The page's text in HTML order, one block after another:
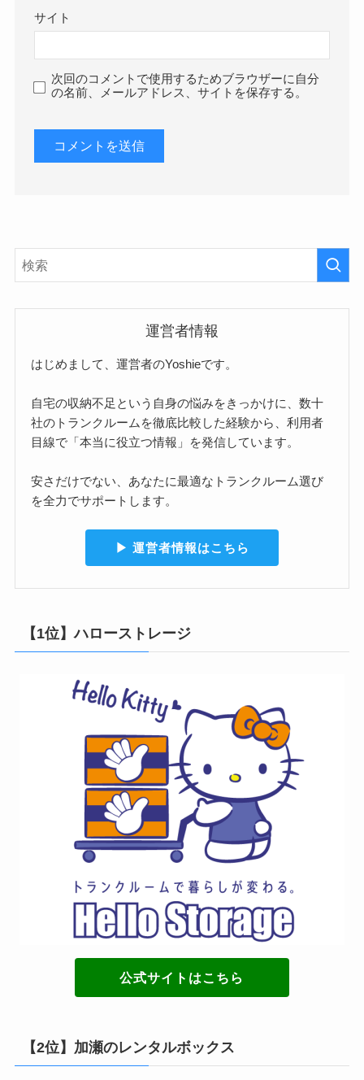
サイト
次回のコメントで使用するためブラウザーに自分
の名前、メールアドレス、サイトを保存する。
運営者情報
はじめまして、運営者のYoshieです。
自宅の収納不足という自身の悩みをきっかけに、数十
社のトランクルームを徹底比較した経験から、利用者
目線で「本当に役立つ情報」を発信しています。
安さだけでない、あなたに最適なトランクルーム選び
を全力でサポートします。
▶︎ 運営者情報はこちら
【1位】ハローストレージ
公式サイトはこちら
【2位】加瀬のレンタルボックス